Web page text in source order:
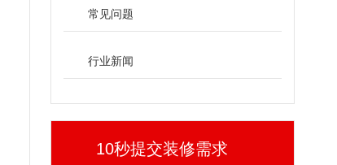
常见问题
行业新闻
10秒提交装修需求